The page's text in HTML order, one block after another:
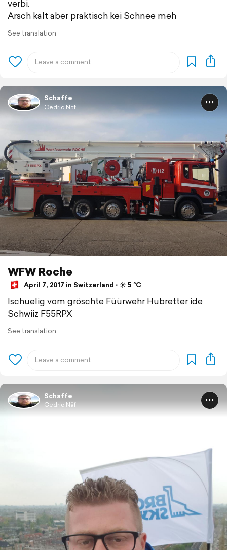
verbi.
Arsch kalt aber praktisch kei Schnee meh
See translation
Schaffe
Cedric Näf
WFW Roche
April 7, 2017 in Switzerland ⋅ ☀️ 5 °C
Ischuelig vom gröschte Füürwehr Hubretter ide
Schwiiz F55RPX
See translation
Schaffe
Cedric Näf